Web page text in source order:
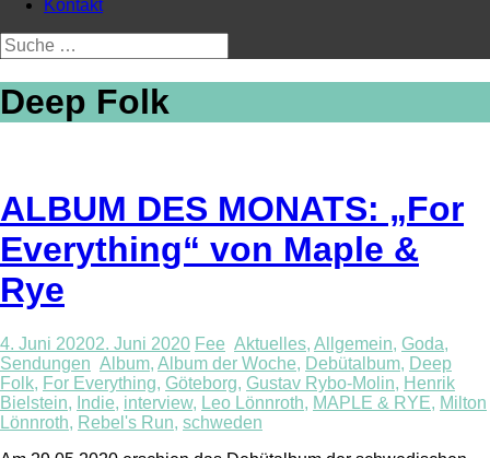
Kontakt
Suche
nach:
Deep Folk
ALBUM DES MONATS: „For
Everything“ von Maple &
Rye
4. Juni 20202. Juni 2020 Fee Aktuelles, Allgemein, Goda,
Sendungen Album, Album der Woche, Debütalbum, Deep
Folk, For Everything, Göteborg, Gustav Rybo-Molin, Henrik
Bielstein, Indie, interview, Leo Lönnroth, MAPLE & RYE, Milton
Lönnroth, Rebel's Run, schweden